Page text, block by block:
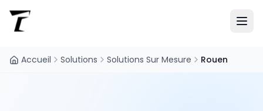
Accueil Solutions Solutions Sur Mesure Rouen